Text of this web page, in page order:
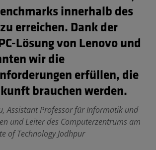
innerhalb des
erreichen. Dank der
Lösung von Lenovo und
wir die
erfüllen, die
brauchen werden.
Assistant Professor für Informatik und
und Leiter des Computerzentrums am
of Technology Jodhpur